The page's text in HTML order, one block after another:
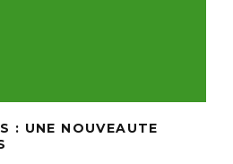
: UNE NOUVEAUTE